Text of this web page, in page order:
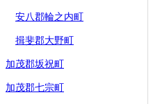
安八郡輪之内町
揖斐郡大野町
加茂郡坂祝町
加茂郡七宗町